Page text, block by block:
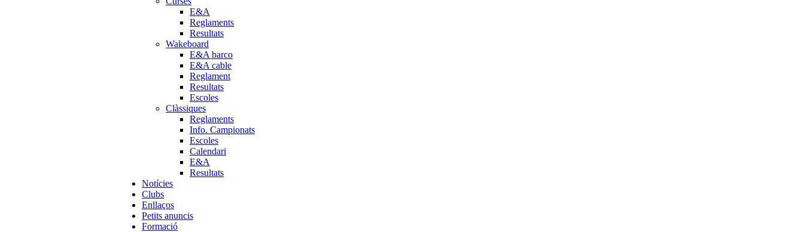
E&A
Reglaments
Resultats
Wakeboard
E&A barco
E&A cable
Reglament
Resultats
Escoles
Clàssiques
Reglaments
Info. Campionats
Escoles
Calendari
E&A
Resultats
Notícies
Clubs
Enllaços
Petits anuncis
Formació